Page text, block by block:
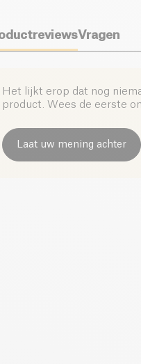
Vragen
Het lijkt erop dat nog
product. Wees de eerste
Laat uw mening achter